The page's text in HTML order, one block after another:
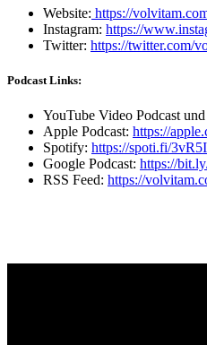
Website: https://
Instagram: https://
Twitter: https://twitter.com/
Podcast Links:
YouTube Video Podcast
Apple Podcast: https://
Spotify: https://spoti.fi/
Google Podcast: https://
RSS Feed: https://